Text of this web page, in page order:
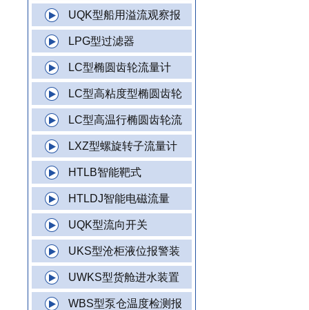
UQK型船用溢流观察报
LPG型过滤器
LC型椭圆齿轮流量计
LC型高粘度型椭圆齿轮
LC型高温行椭圆齿轮流
LXZ型螺旋转子流量计
HTLB智能靶式
HTLDJ智能电磁流量
UQK型流向开关
UKS型沧柜液位报警装
UWKS型货舱进水装置
WBS型泵仓温度检测报